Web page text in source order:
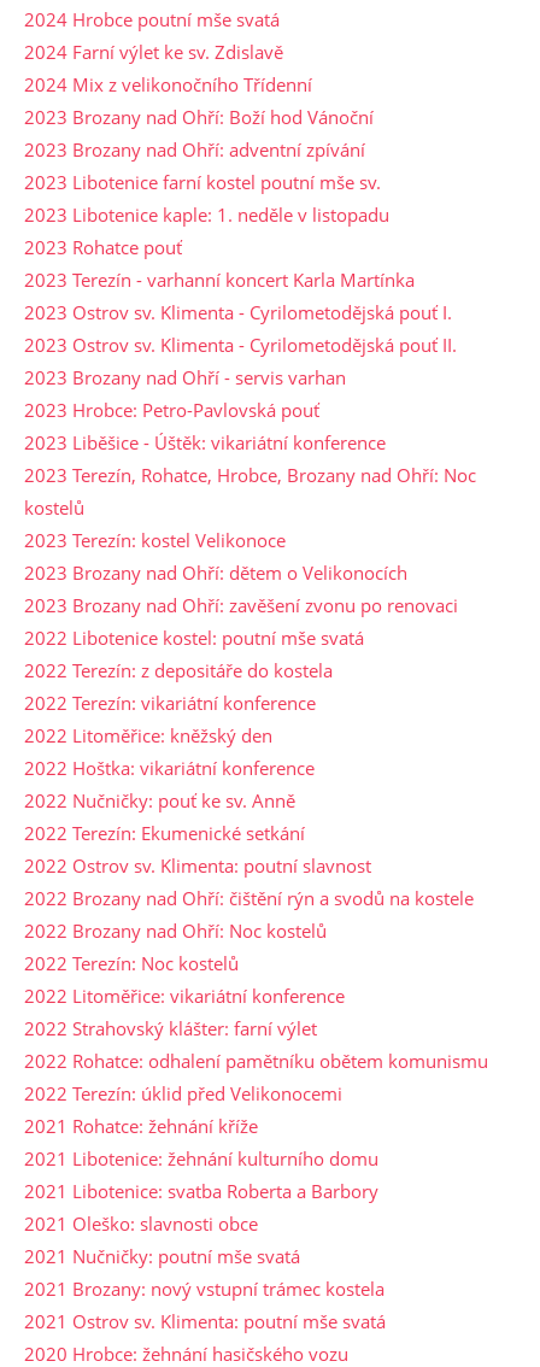
2024 Hrobce poutní mše svatá
2024 Farní výlet ke sv. Zdislavě
2024 Mix z velikonočního Třídenní
2023 Brozany nad Ohří: Boží hod Vánoční
2023 Brozany nad Ohří: adventní zpívání
2023 Libotenice farní kostel poutní mše sv.
2023 Libotenice kaple: 1. neděle v listopadu
2023 Rohatce pouť
2023 Terezín - varhanní koncert Karla Martínka
2023 Ostrov sv. Klimenta - Cyrilometodějská pouť I.
2023 Ostrov sv. Klimenta - Cyrilometodějská pouť II.
2023 Brozany nad Ohří - servis varhan
2023 Hrobce: Petro-Pavlovská pouť
2023 Liběšice - Úštěk: vikariátní konference
2023 Terezín, Rohatce, Hrobce, Brozany nad Ohří: Noc
kostelů
2023 Terezín: kostel Velikonoce
2023 Brozany nad Ohří: dětem o Velikonocích
2023 Brozany nad Ohří: zavěšení zvonu po renovaci
2022 Libotenice kostel: poutní mše svatá
2022 Terezín: z depositáře do kostela
2022 Terezín: vikariátní konference
2022 Litoměřice: kněžský den
2022 Hoštka: vikariátní konference
2022 Nučničky: pouť ke sv. Anně
2022 Terezín: Ekumenické setkání
2022 Ostrov sv. Klimenta: poutní slavnost
2022 Brozany nad Ohří: čištění rýn a svodů na kostele
2022 Brozany nad Ohří: Noc kostelů
2022 Terezín: Noc kostelů
2022 Litoměřice: vikariátní konference
2022 Strahovský klášter: farní výlet
2022 Rohatce: odhalení pamětníku obětem komunismu
2022 Terezín: úklid před Velikonocemi
2021 Rohatce: žehnání kříže
2021 Libotenice: žehnání kulturního domu
2021 Libotenice: svatba Roberta a Barbory
2021 Oleško: slavnosti obce
2021 Nučničky: poutní mše svatá
2021 Brozany: nový vstupní trámec kostela
2021 Ostrov sv. Klimenta: poutní mše svatá
2020 Hrobce: žehnání hasičského vozu